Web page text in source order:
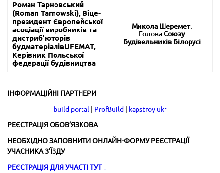
Роман Тарновський
(Roman Tarnowski), Віце-
президент Європейської
асоціації виробників та
дистриб’юторів
будматеріалівUFEMAT,
Керівник Польської
федерації будівництва
Микола Шеремет,
ГоловаСоюзу
Будівельників Білорусі
ІНФОРМАЦІЙНІ ПАРТНЕРИ
build portal
ProfBuild
kapstroy ukr
РЕЄСТРАЦІЯ ОБОВ’ЯЗКОВА
НЕОБХІДНО ЗАПОВНИТИ ОНЛАЙН-ФОРМУ РЕЄСТРАЦІЇ
УЧАСНИКА З’ЇЗДУ
РЕЄСТРАЦІЯ ДЛЯ УЧАСТІ ТУТ ↓